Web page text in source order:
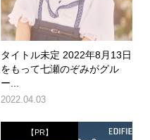
タイトル未定 2022年8月13日
をもって七瀬のぞみがグル
ー...
2022.04.03
【PR】